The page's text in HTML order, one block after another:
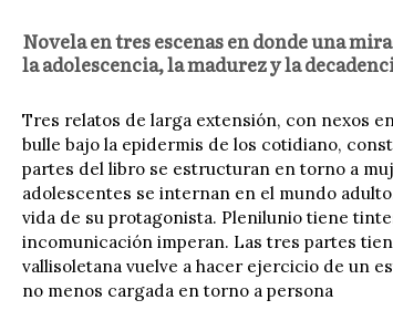
Novela en tres escenas en donde una
la adolescencia, la madurez y la
Tres relatos de larga extensión, con nexos
bulle bajo la epidermis de los cotidiano,
partes del libro se estructuran en torno a
adolescentes se internan en el mundo
vida de su protagonista. Plenilunio tiene
incomunicación imperan. Las tres partes
vallisoletana vuelve a hacer ejercicio de un
no menos cargada en torno a persona